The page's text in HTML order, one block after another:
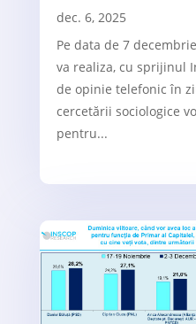
dec. 6, 2025
Pe data de 7
va realiza, cu sprijinul
de opinie telefonic în
cercetării sociologice
pentru...